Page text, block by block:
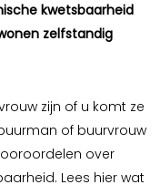
kwetsbaarheid
zelfstandig
zijn of u komt ze
of buurvrouw
over
Lees hier wat